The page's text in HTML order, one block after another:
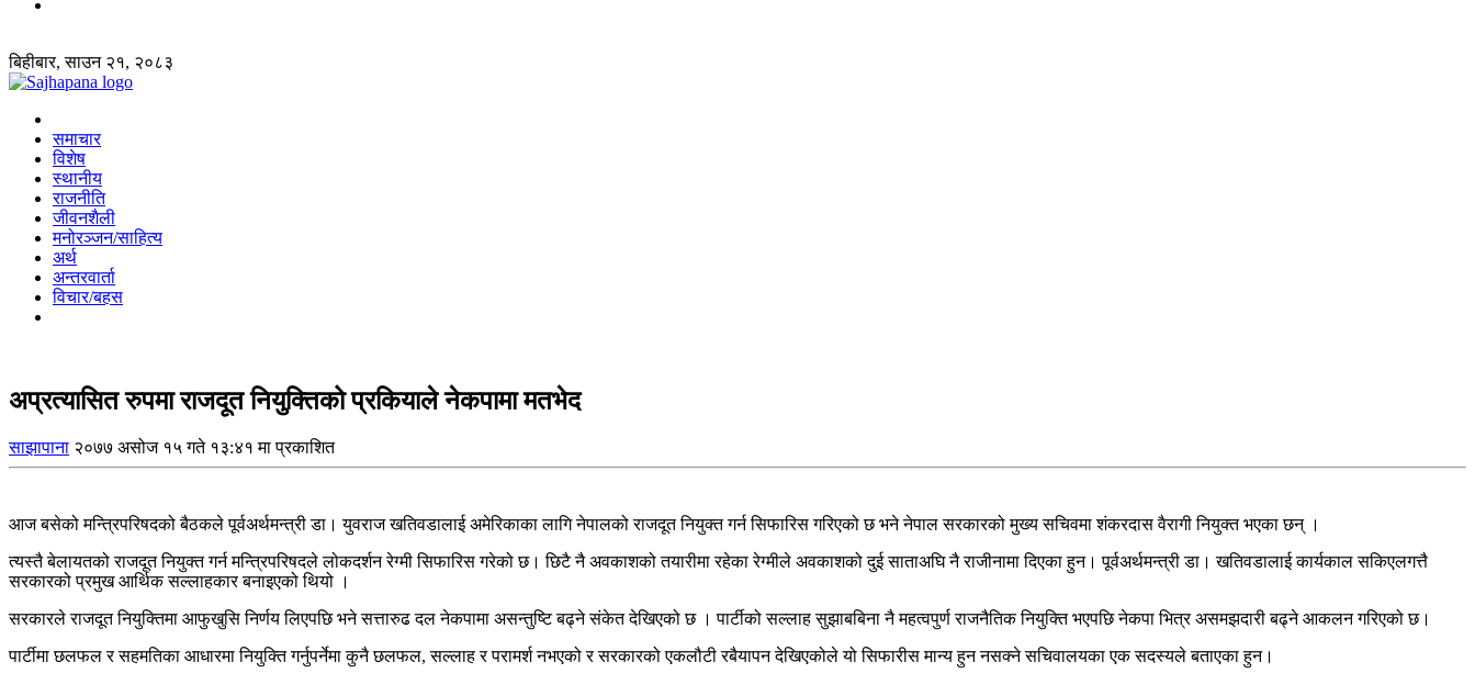
बिहीबार, साउन २१, २०८३
समाचार
विशेष
स्थानीय
राजनीति
जीवनशैली
मनोरञ्जन/साहित्य
अर्थ
अन्तरवार्ता
विचार/बहस
अप्रत्यासित रुपमा राजदूत नियुक्तिको प्रकियाले नेकपामा मतभेद
साझापाना २०७७ असोज १५ गते १३:४१ मा प्रकाशित
आज बसेको मन्त्रिपरिषदको बैठकले पूर्वअर्थमन्त्री डा। युवराज खतिवडालाई अमेरिकाका लागि नेपालको राजदूत नियुक्त गर्न सिफारिस गरिएको छ भने नेपाल सरकारको मुख्य सचिवमा शंकरदास वैरागी नियुक्त भएका छन् ।
त्यस्तै बेलायतको राजदूत नियुक्त गर्न मन्त्रिपरिषदले लोकदर्शन रेग्मी सिफारिस गरेको छ। छिटै नै अवकाशको तयारीमा रहेका रेग्मीले अवकाशको दुई साताअघि नै राजीनामा दिएका हुन। पूर्वअर्थमन्त्री डा। खतिवडालाई कार्यकाल सकिएलगत्तै
सरकारको प्रमुख आर्थिक सल्लाहकार बनाइएको थियो ।
सरकारले राजदूत नियुक्तिमा आफुखुसि निर्णय लिएपछि भने सत्तारुढ दल नेकपामा असन्तुष्टि बढ्ने संकेत देखिएको छ । पार्टीको सल्लाह सुझाबबिना नै महत्वपुर्ण राजनैतिक नियुक्ति भएपछि नेकपा भित्र असमझदारी बढ्ने आकलन गरिएको छ।
पार्टीमा छलफल र सहमतिका आधारमा नियुक्ति गर्नुपर्नेमा कुनै छलफल, सल्लाह र परामर्श नभएको र सरकारको एकलौटी रबैयापन देखिएकोले यो सिफारीस मान्य हुन नसक्ने सचिवालयका एक सदस्यले बताएका हुन।